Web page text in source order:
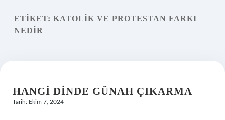
Yasal Uyarı
ETIKET: KATOLIK VE PROTESTAN FARKI
NEDIR
HANGI DINDE GÜNAH ÇIKARMA
Tarih: Ekim 7, 2024